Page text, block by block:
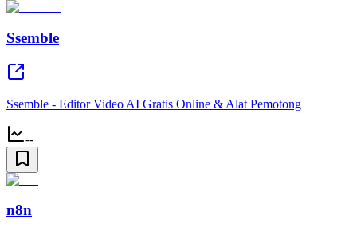
Ssemble
Ssemble - Editor Video AI Gratis Online & Alat Pemotong
--
n8n